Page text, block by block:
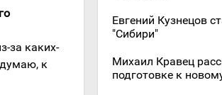
за каких-
думаю, к
Евгений Кузнецов
"Сибири"
Михаил Кравец
подготовке к